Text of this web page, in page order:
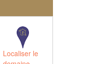
Localiser le